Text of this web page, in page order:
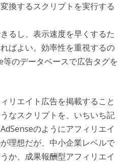
換するスクリプトを実行する
るし、表示速度を早くするた
ばよい。効率性を重視するの
のデータベースで広告タグを
リエイト広告を掲載すること
なスクリプトを、いちいち記
のようにアフィリエイ
理想だが、中小企業レベルで
か、成果報酬型アフィリエイ